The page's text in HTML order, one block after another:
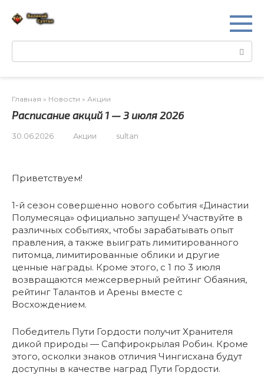
Поиск:
Главная » Новости » Акции
Расписание акций 1 — 3 июля 2026
30.06.2026 Акции sultan
Приветствуем!
1-й сезон совершенно нового события «Династии
Полумесяца» официально запущен! Участвуйте в
различных событиях, чтобы зарабатывать опыт
правления, а также выиграть лимитированного
питомца, лимитированные облики и другие
ценные награды. Кроме этого, с 1 по 3 июля
возвращаются межсерверный рейтинг Обаяния,
рейтинг Талантов и Арены вместе с
Восхождением.
Победитель Пути Гордости получит Хранителя
дикой природы — Сапфирокрылая Робин. Кроме
этого, осколки знаков отличия Чингисхана будут
доступны в качестве наград Пути Гордости.